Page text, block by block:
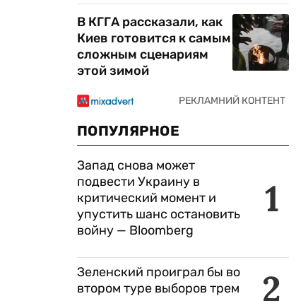
В КГГА рассказали, как
Киев готовится к самым
сложным сценариям
этой зимой
ПОПУЛЯРНОЕ
1
Запад снова может
подвести Украину в
критический момент и
упустить шанс остановить
войну — Bloomberg
2
Зеленский проиграл бы во
втором туре выборов трем